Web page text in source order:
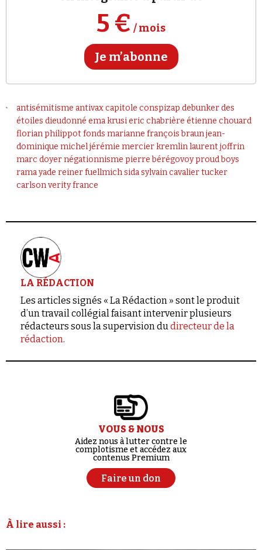
Se connecter
5 € / mois
Je m’abonne
antisémitisme antivaxcapitole conspizap debunker des
étoiles dieudonné ema krusieric chabrière étienne chouard
florian philippotfonds marianne françois braunjean-
dominique micheljérémie mercierkremlinlaurent joffrin
marc doyernégationnisme pierre bérégovoyproud boys
rama yade reiner fuellmichsidasylvain cavaliertucker
carlsonverity france
LA RÉDACTION
Les articles signés « La Rédaction » sont le produit
d’un travail collégial faisant intervenir plusieurs
rédacteurs sous la supervision dudirecteur de la
rédaction.
VOUS & NOUS
Aidez nous à lutter contre le
complotisme et accédez aux
contenus Premium
Faire un don
À lire aussi :